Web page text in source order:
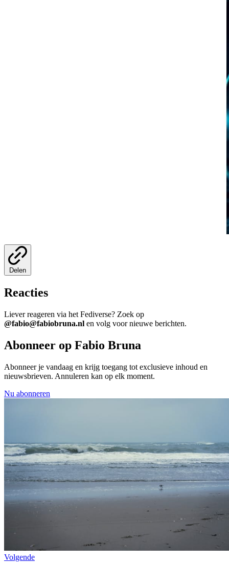
Delen
Reacties
Liever reageren via het Fediverse? Zoek op
@fabio@fabiobruna.nl en volg voor nieuwe berichten.
Abonneer op Fabio Bruna
Abonneer je vandaag en krijg toegang tot exclusieve inhoud en
nieuwsbrieven. Annuleren kan op elk moment.
Nu abonneren
Volgende